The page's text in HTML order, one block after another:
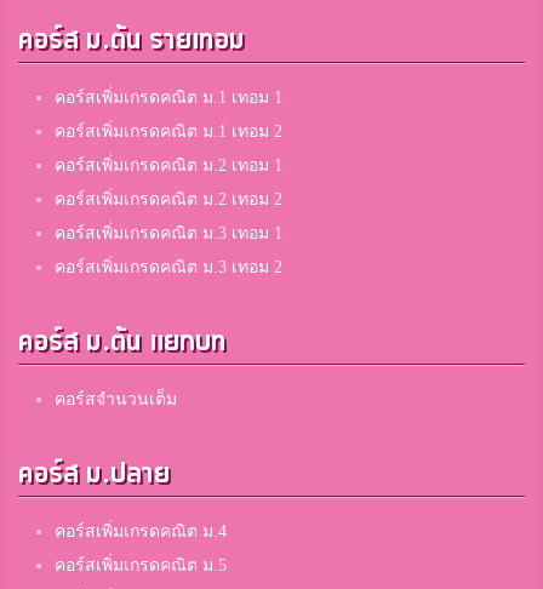
คอร์ส ม.ต้น รายเทอม
คอร์สเพิ่มเกรดคณิต ม.1 เทอม 1
คอร์สเพิ่มเกรดคณิต ม.1 เทอม 2
คอร์สเพิ่มเกรดคณิต ม.2 เทอม 1
คอร์สเพิ่มเกรดคณิต ม.2 เทอม 2
คอร์สเพิ่มเกรดคณิต ม.3 เทอม 1
คอร์สเพิ่มเกรดคณิต ม.3 เทอม 2
คอร์ส ม.ต้น แยกบท
คอร์สจำนวนเต็ม
คอร์ส ม.ปลาย
คอร์สเพิ่มเกรดคณิต ม.4
คอร์สเพิ่มเกรดคณิต ม.5